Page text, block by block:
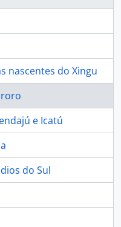
nascentes do Xingu
e Icatú
do Sul